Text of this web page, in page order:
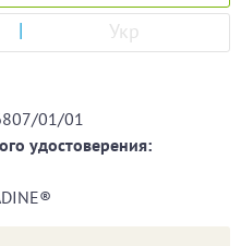
Укр
01/01
удостоверения: